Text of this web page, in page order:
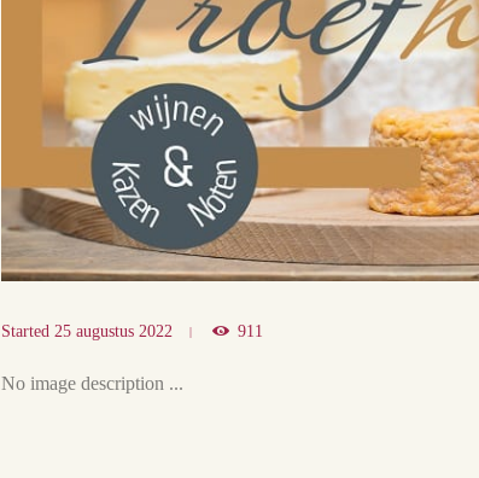
Started 25 augustus 2022 911
No image description ...